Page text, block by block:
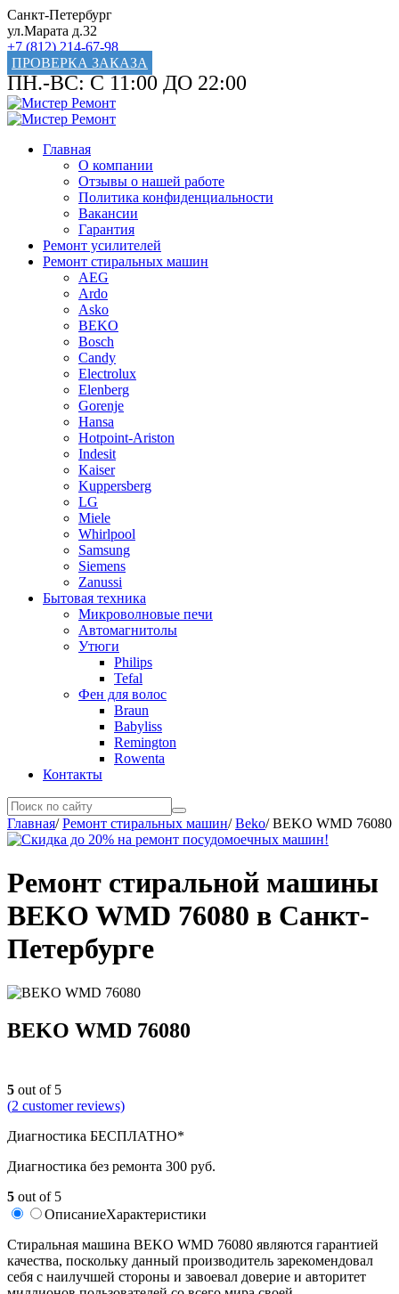
Санкт-Петербург
ул.Марата д.32
+7 (812) 214-67-98
ПРОВЕРКА ЗАКАЗА
ПН.-ВС: С 11:00 ДО 22:00
Главная
О компании
Отзывы о нашей работе
Политика конфиденциальности
Вакансии
Гарантия
Ремонт усилителей
Ремонт стиральных машин
AEG
Ardo
Asko
BEKO
Bosch
Candy
Electrolux
Elenberg
Gorenje
Hansa
Hotpoint-Ariston
Indesit
Kaiser
Kuppersberg
LG
Miele
Whirlpool
Samsung
Siemens
Zanussi
Бытовая техника
Микроволновые печи
Автомагнитолы
Утюги
Philips
Tefal
Фен для волос
Braun
Babyliss
Remington
Rowenta
Контакты
Главная/Ремонт стиральных машин/Beko/BEKO WMD 76080
Ремонт стиральной машины
BEKO WMD 76080 в Санкт-
Петербурге
BEKO WMD 76080
5 out of 5
(2 customer reviews)
Диагностика БЕСПЛАТНО*
Диагностика без ремонта 300 руб.
5 out of 5
ОписаниеХарактеристики
Cтиральная машина BEKO WMD 76080 являются гарантией
качества, поскольку данный производитель зарекомендовал
себя с наилучшей стороны и завоевал доверие и авторитет